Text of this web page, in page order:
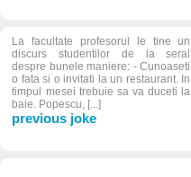
La facultate profesorul le tine un
discurs studentilor de la seral
despre bunele maniere: - Cunoaseti
o fata si o invitati la un restaurant. In
timpul mesei trebuie sa va duceti la
baie. Popescu, [...]
previous joke